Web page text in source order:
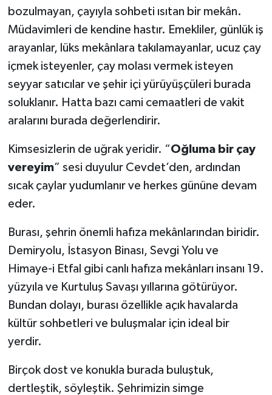
bozulmayan, çayıyla sohbeti ısıtan bir mekân.
Müdavimleri de kendine hastır. Emekliler, günlük iş
arayanlar, lüks mekânlara takılamayanlar, ucuz çay
içmek isteyenler, çay molası vermek isteyen
seyyar satıcılar ve şehir içi yürüyüşçüleri burada
soluklanır. Hatta bazı cami cemaatleri de vakit
aralarını burada değerlendirir.
Kimsesizlerin de uğrak yeridir. “Oğluma bir çay
vereyim” sesi duyulur Cevdet’den, ardından
sıcak çaylar yudumlanır ve herkes gününe devam
eder.
Burası, şehrin önemli hafıza mekânlarından biridir.
Demiryolu, İstasyon Binası, Sevgi Yolu ve
Himaye-i Etfal gibi canlı hafıza mekânları insanı 19.
yüzyıla ve Kurtuluş Savaşı yıllarına götürüyor.
Bundan dolayı, burası özellikle açık havalarda
kültür sohbetleri ve buluşmalar için ideal bir
yerdir.
Birçok dost ve konukla burada buluştuk,
dertleştik, söyleştik. Şehrimizin simge